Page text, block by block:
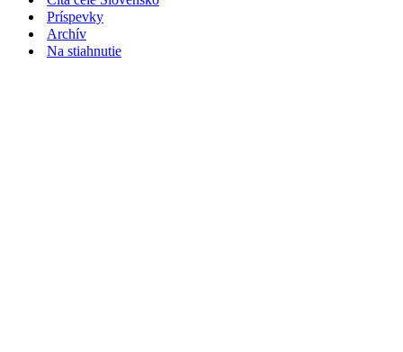
Príspevky
Archív
Na stiahnutie